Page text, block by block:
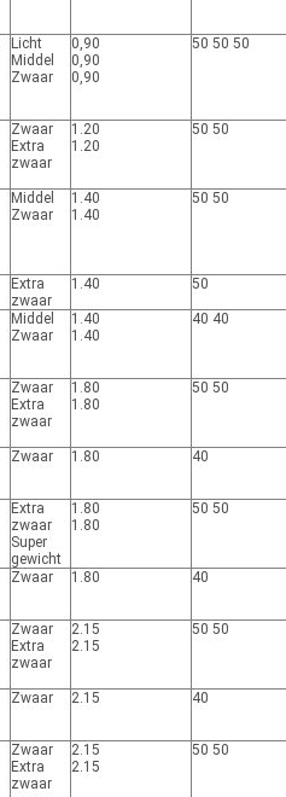
Licht
Middel
Zwaar
0,90
0,90
0,90
50 50 50
Zwaar
Extra
zwaar
1.20
1.20
50 50
Middel
Zwaar
1.40
1.40
50 50
Extra
zwaar
1.40 50
Middel
Zwaar
1.40
1.40
40 40
Zwaar
Extra
zwaar
1.80
1.80
50 50
Zwaar 1.80 40
Extra
zwaar
Super
gewicht
1.80
1.80
50 50
Zwaar 1.80 40
Zwaar
Extra
zwaar
2.15
2.15
50 50
Zwaar 2.15 40
Zwaar
Extra
zwaar
2.15
2.15
50 50